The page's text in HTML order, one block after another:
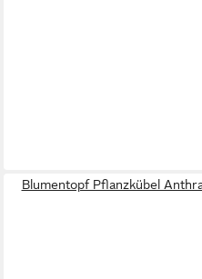
Blumentopf Pflanzkübel